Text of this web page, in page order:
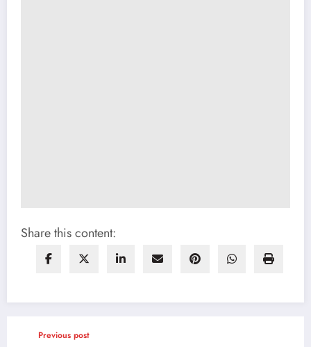
Share this content:
Previous post